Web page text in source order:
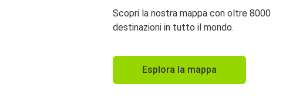
Scopri la nostra mappa con oltre 8000
destinazioni in tutto il mondo.
Esplora la mappa